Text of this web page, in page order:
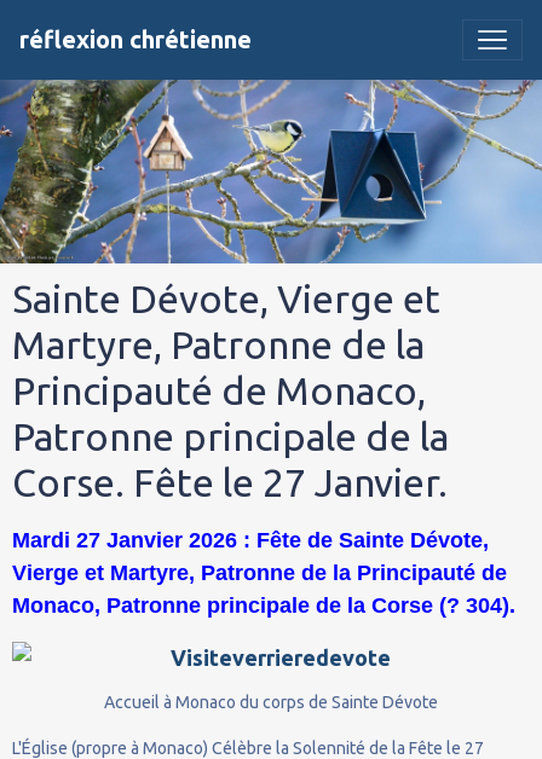
réflexion chrétienne
Sainte Dévote, Vierge et
Martyre, Patronne de la
Principauté de Monaco,
Patronne principale de la
Corse. Fête le 27 Janvier.
Mardi 27 Janvier 2026 : Fête de Sainte Dévote,
Vierge et Martyre, Patronne de la Principauté de
Monaco, Patronne principale de la Corse (? 304).
Accueil à Monaco du corps de Sainte Dévote
L'Église (propre à Monaco) Célèbre la Solennité de la Fête le 27